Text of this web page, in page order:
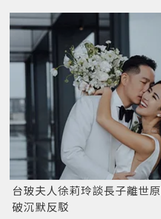
台玻夫人徐莉玲談長子離世
破沉默反駁